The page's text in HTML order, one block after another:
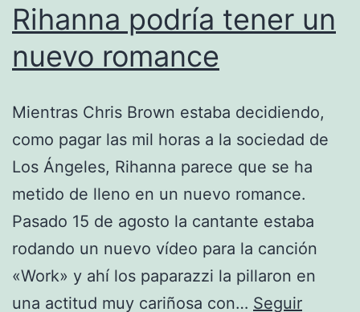
Rihanna podría tener un
nuevo romance
Mientras Chris Brown estaba decidiendo,
como pagar las mil horas a la sociedad de
Los Ángeles, Rihanna parece que se ha
metido de lleno en un nuevo romance.
Pasado 15 de agosto la cantante estaba
rodando un nuevo vídeo para la canción
«Work» y ahí los paparazzi la pillaron en
una actitud muy cariñosa con… Seguir